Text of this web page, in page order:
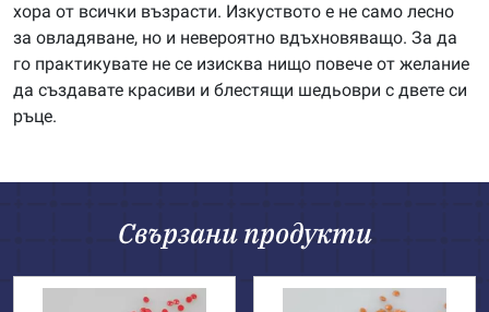
хора от всички възрасти. Изкуството е не само лесно
за овладяване, но и невероятно вдъхновяващо. За да
го практикувате не се изисква нищо повече от желание
да създавате красиви и блестящи шедьоври с двете си
ръце.
Свързани продукти